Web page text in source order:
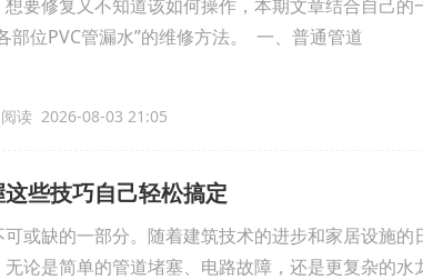
要修复又不知道该如何操作，本期文章结合自己的
部位PVC管漏水”的维修方法。 一、普通管道
读 2026-08-03 21:05
些技巧自己轻松搞定
或缺的一部分。随着建筑技术的进步和家居设施的
论是简单的管道堵塞、电路故障，还是更复杂的水